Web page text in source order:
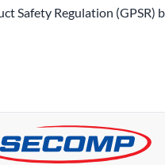
Safety Regulation (GPSR)